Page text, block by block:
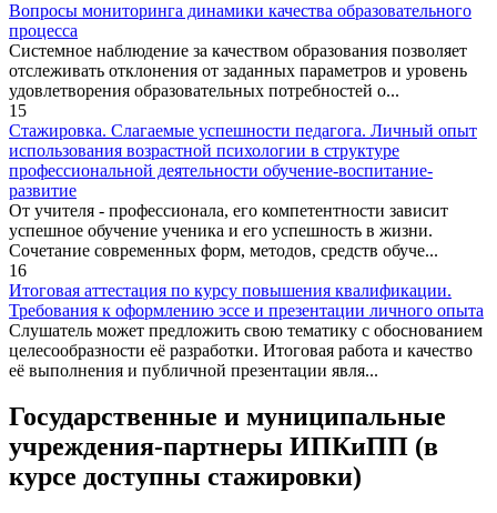
Вопросы мониторинга динамики качества образовательного
процесса
Системное наблюдение за качеством образования позволяет
отслеживать отклонения от заданных параметров и уровень
удовлетворения образовательных потребностей о...
15
Стажировка. Слагаемые успешности педагога. Личный опыт
использования возрастной психологии в структуре
профессиональной деятельности обучение-воспитание-
развитие
От учителя - профессионала, его компетентности зависит
успешное обучение ученика и его успешность в жизни.
Сочетание современных форм, методов, средств обуче...
16
Итоговая аттестация по курсу повышения квалификации.
Требования к оформлению эссе и презентации личного опыта
Слушатель может предложить свою тематику с обоснованием
целесообразности её разработки. Итоговая работа и качество
её выполнения и публичной презентации явля...
Государственные и муниципальные
учреждения-партнеры ИПКиПП (в
курсе доступны стажировки)